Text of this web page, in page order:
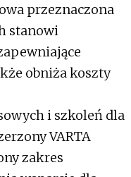
przeznaczona
stanowi
obniża koszty
i szkoleń dla
VARTA
zakres